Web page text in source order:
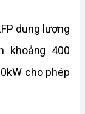
dung lượng
khoảng 400
cho phép